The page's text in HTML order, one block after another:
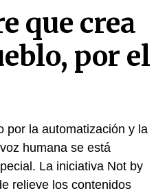
que crea
por el
por la automatización y la
humana se está
La iniciativa Not by
relieve los contenidos